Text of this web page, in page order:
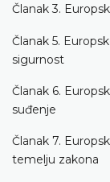
Članak 3.
Članak 5.
sigurnost
Članak 6.
suđenje
Članak 7.
temelju zakona